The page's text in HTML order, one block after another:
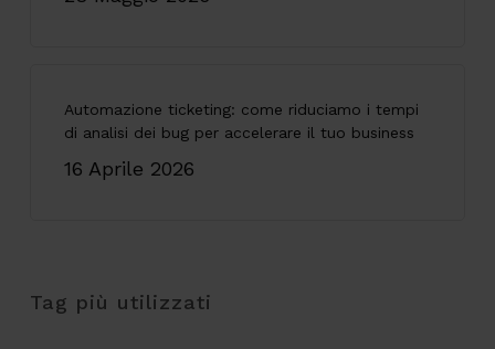
Automazione ticketing: come riduciamo i tempi
di analisi dei bug per accelerare il tuo business
16 Aprile 2026
Tag più utilizzati